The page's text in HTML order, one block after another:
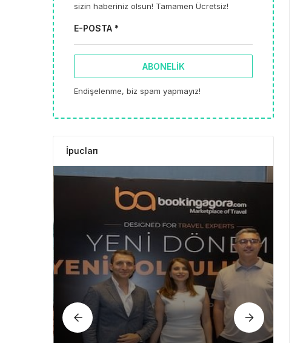
sizin haberiniz olsun! Tamamen Ücretsiz!
E-POSTA *
ABONELIK
Endişelenme, biz spam yapmayız!
İpucları